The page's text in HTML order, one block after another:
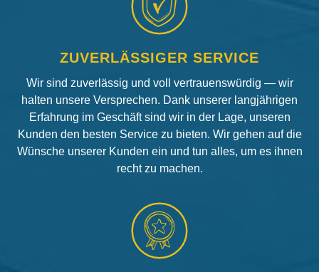
ZUVERLÄSSIGER SERVICE
Wir sind zuverlässig und voll vertrauenswürdig — wir
halten unsere Versprechen. Dank unserer langjährigen
Erfahrung im Geschäft sind wir in der Lage, unseren
Kunden den besten Service zu bieten. Wir gehen auf die
Wünsche unserer Kunden ein und tun alles, um es ihnen
recht zu machen.